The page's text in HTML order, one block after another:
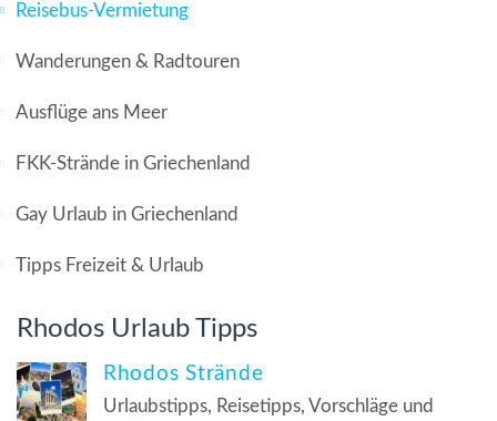
Reisebus-Vermietung
Wanderungen & Radtouren
Ausflüge ans Meer
FKK-Strände in Griechenland
Gay Urlaub in Griechenland
Tipps Freizeit & Urlaub
Rhodos Urlaub Tipps
Rhodos Strände
Urlaubstipps, Reisetipps, Vorschläge und